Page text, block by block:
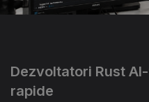
Dezvoltatori Rust
rapide